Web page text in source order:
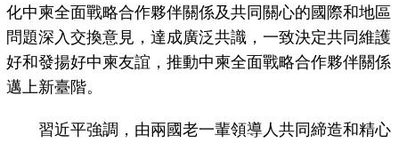
化中柬全面戰略合作夥伴關係及共同關心的國際和地區
問題深入交換意見，達成廣泛共識，一致決定共同維護
好和發揚好中柬友誼，推動中柬全面戰略合作夥伴關係
邁上新臺階。
習近平強調，由兩國老一輩領導人共同締造和精心